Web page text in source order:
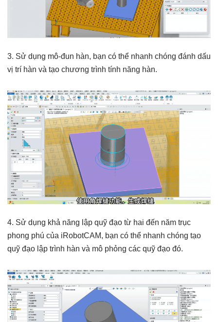
3. Sử dụng mô-đun hàn, bạn có thể nhanh chóng đánh dấu
vị trí hàn và tạo chương trình tính năng hàn.
4. Sử dụng khả năng lập quỹ đạo từ hai đến năm trục
phong phú của iRobotCAM, bạn có thể nhanh chóng tạo
quỹ đạo lập trình hàn và mô phỏng các quỹ đạo đó.